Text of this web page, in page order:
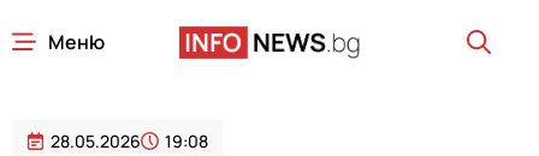
Меню
28.05.2026 19:08